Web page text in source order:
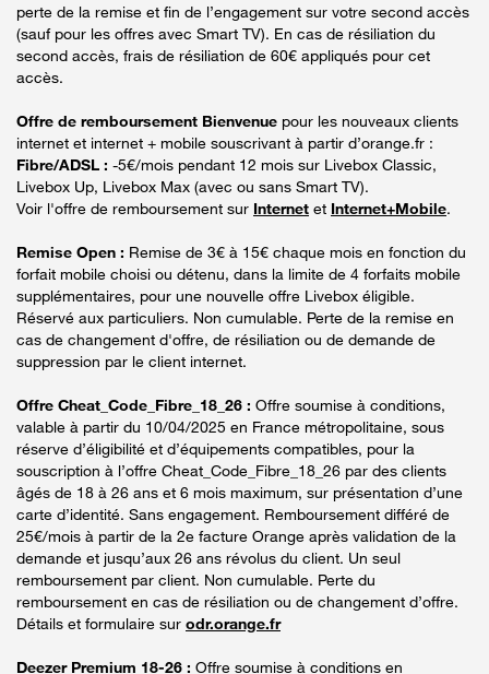
perte de la remise et fin de l’engagement sur votre second accès
(sauf pour les offres avec Smart TV). En cas de résiliation du
second accès, frais de résiliation de 60€ appliqués pour cet
accès.
Offre de remboursement Bienvenue pour les nouveaux clients
internet et internet + mobile souscrivant à partir d’orange.fr :
Fibre/ADSL : -5€/mois pendant 12 mois sur Livebox Classic,
Livebox Up, Livebox Max (avec ou sans Smart TV).
Voir l'offre de remboursement sur Internet et Internet+Mobile.
Remise Open : Remise de 3€ à 15€ chaque mois en fonction du
forfait mobile choisi ou détenu, dans la limite de 4 forfaits mobile
supplémentaires, pour une nouvelle offre Livebox éligible.
Réservé aux particuliers. Non cumulable. Perte de la remise en
cas de changement d'offre, de résiliation ou de demande de
suppression par le client internet.
Offre Cheat_Code_Fibre_18_26 : Offre soumise à conditions,
valable à partir du 10/04/2025 en France métropolitaine, sous
réserve d’éligibilité et d’équipements compatibles, pour la
souscription à l’offre Cheat_Code_Fibre_18_26 par des clients
âgés de 18 à 26 ans et 6 mois maximum, sur présentation d’une
carte d’identité. Sans engagement. Remboursement différé de
25€/mois à partir de la 2e facture Orange après validation de la
demande et jusqu’aux 26 ans révolus du client. Un seul
remboursement par client. Non cumulable. Perte du
remboursement en cas de résiliation ou de changement d’offre.
Détails et formulaire sur odr.orange.fr
Deezer Premium 18-26 : Offre soumise à conditions en